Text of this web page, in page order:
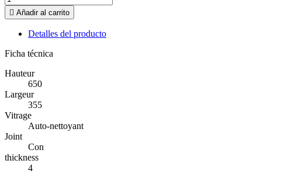
 Añadir al carrito
Detalles del producto
Ficha técnica
Hauteur
650
Largeur
355
Vitrage
Auto-nettoyant
Joint
Con
thickness
4